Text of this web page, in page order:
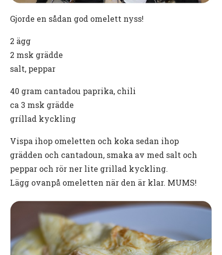
Gjorde en sådan god omelett nyss!
2 ägg
2 msk grädde
salt, peppar
40 gram cantadou paprika, chili
ca 3 msk grädde
gríllad kyckling
Vispa ihop omeletten och koka sedan ihop
grädden och cantadoun, smaka av med salt och
peppar och rör ner lite grillad kyckling.
Lägg ovanpå omeletten när den är klar. MUMS!